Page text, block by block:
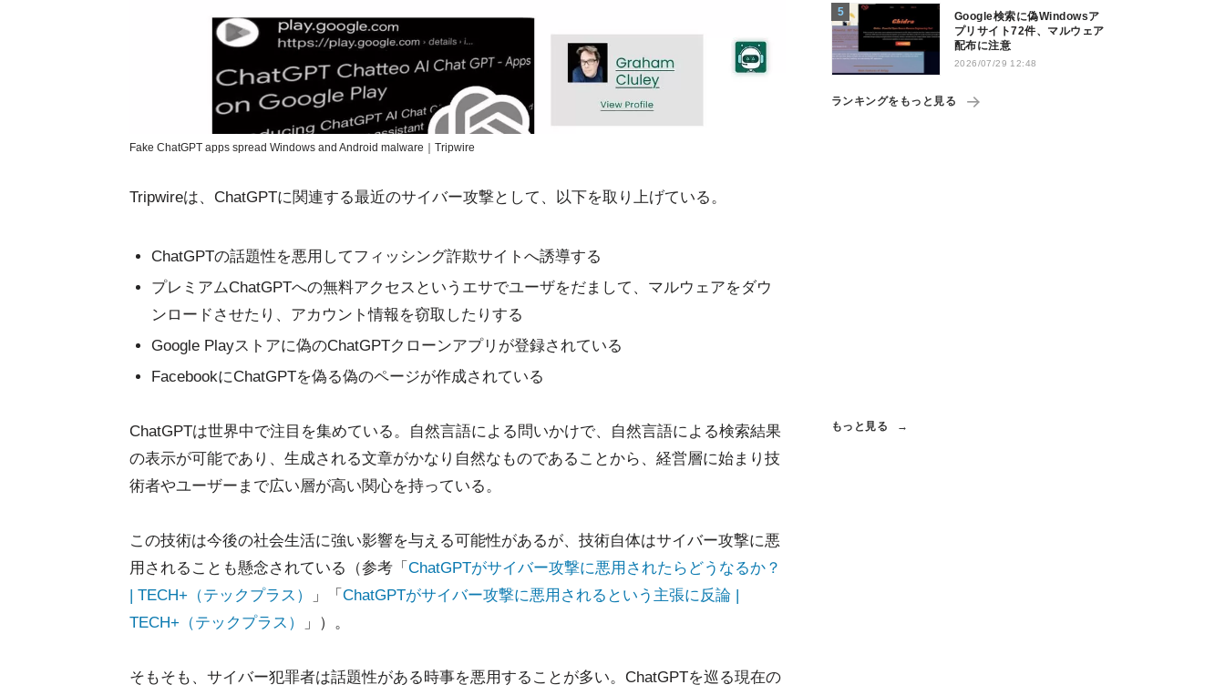
Fake ChatGPT apps spread Windows and Android malware｜Tripwire
Tripwireは、ChatGPTに関連する最近のサイバー攻撃として、以下を取り上げている。
ChatGPTの話題性を悪用してフィッシング詐欺サイトへ誘導する
プレミアムChatGPTへの無料アクセスというエサでユーザをだまして、マルウェアをダウ
ンロードさせたり、アカウント情報を窃取したりする
Google Playストアに偽のChatGPTクローンアプリが登録されている
FacebookにChatGPTを偽る偽のページが作成されている
ChatGPTは世界中で注目を集めている。自然言語による問いかけで、自然言語による検索結果
の表示が可能であり、生成される文章がかなり自然なものであることから、経営層に始まり技
術者やユーザーまで広い層が高い関心を持っている。
この技術は今後の社会生活に強い影響を与える可能性があるが、技術自体はサイバー攻撃に悪
用されることも懸念されている（参考「 ChatGPTがサイバー攻撃に悪用されたらどうなるか？
| TECH+（テックプラス）
」「 ChatGPTがサイバー攻撃に悪用されるという主張に反論 |
TECH+（テックプラス）
」）。
そもそも、サイバー犯罪者は話題性がある時事を悪用することが多い。ChatGPTを巡る現在の
Google検索に偽Windowsア
プリサイト72件、マルウェア
配布に注意
2026/07/29 12:48
ランキングをもっと見る
もっと見る